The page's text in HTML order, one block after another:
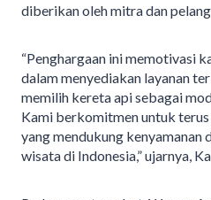
diberikan oleh mitra dan
“Penghargaan ini memotivasi
dalam menyediakan layanan
memilih kereta api sebagai
Kami berkomitmen untuk
yang mendukung kenyamanan
wisata di Indonesia,” ujarnya,